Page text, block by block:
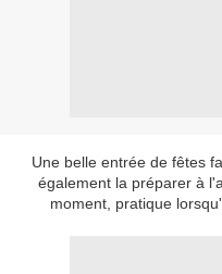
Une belle entrée de fêtes
également la préparer à
moment, pratique